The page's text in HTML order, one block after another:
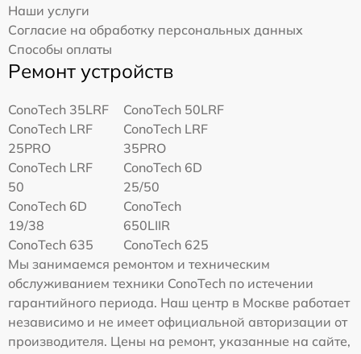
Наши услуги
Согласие на обработку персональных данных
Способы оплаты
Ремонт устройств
ConoTech 35LRF
ConoTech 50LRF
ConoTech LRF
25PRO
ConoTech LRF
35PRO
ConoTech LRF
50
ConoTech 6D
25/50
ConoTech 6D
19/38
ConoTech
650LIIR
ConoTech 635
ConoTech 625
Мы занимаемся ремонтом и техническим
обслуживанием техники ConoTech по истечении
гарантийного периода. Наш центр в Москве работает
независимо и не имеет официальной авторизации от
производителя. Цены на ремонт, указанные на сайте,